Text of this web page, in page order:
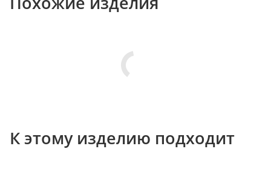
К этому изделию подходит